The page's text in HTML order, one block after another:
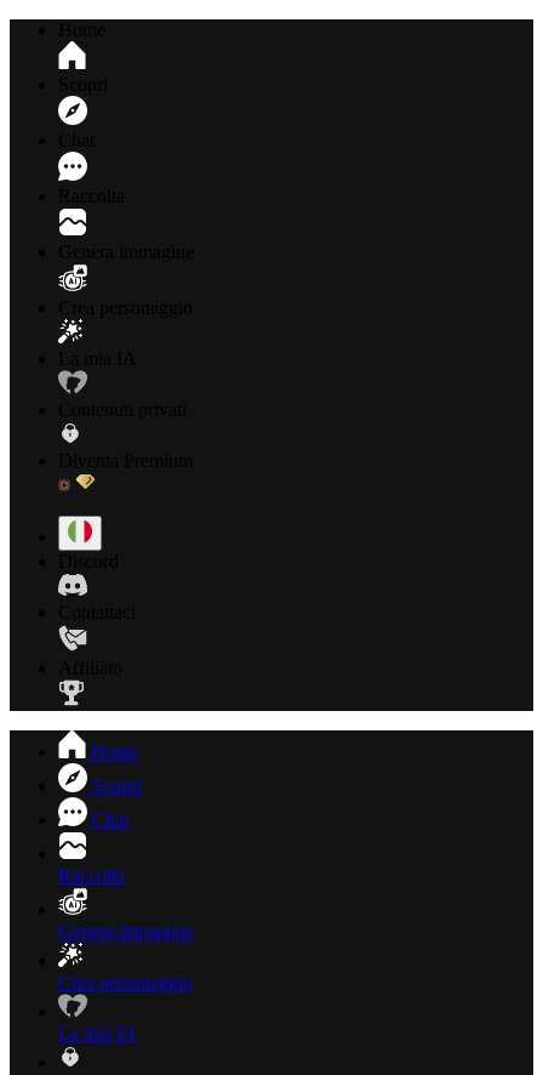
Home
Scopri
Chat
Raccolta
Genera immagine
Crea personaggio
La mia IA